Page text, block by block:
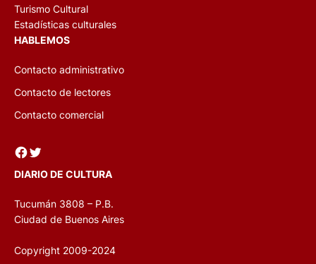
Turismo Cultural
Estadísticas culturales
HABLEMOS
Contacto administrativo
Contacto de lectores
Contacto comercial
Facebook Twitter
DIARIO DE CULTURA
Tucumán 3808 – P.B.
Ciudad de Buenos Aires
Copyright 2009-2024